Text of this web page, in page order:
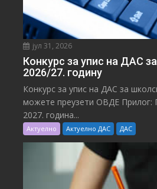
јул 31, 2026
Конкурс за упис на ДАС
2026/27. годину
Конкурс за упис на ДАС за
можете преузети ОВДЕ Прилог:
2027. година...
Актуелно Актуелно ДАС ДАС